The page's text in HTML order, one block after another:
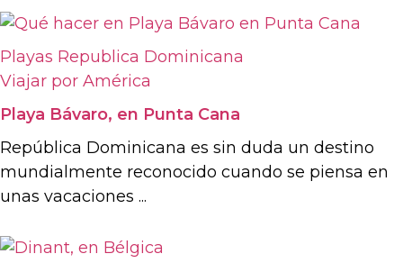
Playas Republica Dominicana
Viajar por América
Playa Bávaro, en Punta Cana
República Dominicana es sin duda un destino
mundialmente reconocido cuando se piensa en
unas vacaciones ...